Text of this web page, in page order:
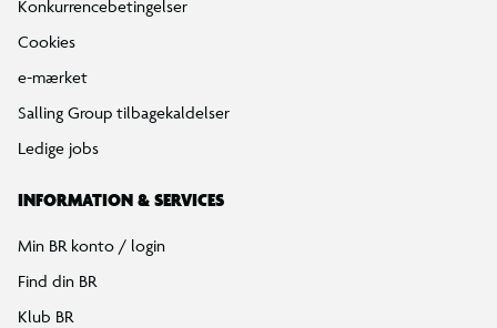
Konkurrencebetingelser
Cookies
e-mærket
Salling Group tilbagekaldelser
Ledige jobs
INFORMATION & SERVICES
Min BR konto / login
Find din BR
Klub BR